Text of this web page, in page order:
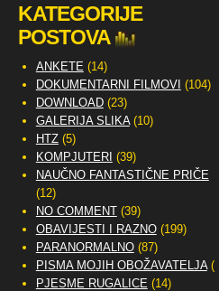
KATEGORIJE
POSTOVA
ANKETE (14)
DOKUMENTARNI FILMOVI (104)
DOWNLOAD(23)
GALERIJA SLIKA(10)
HTZ(5)
KOMPJUTERI (39)
NAUČNO FANTASTIČNE PRIČE
(12)
NO COMMENT(39)
OBAVIJESTI I RAZNO(199)
PARANORMALNO(87)
PISMA MOJIH OBOŽAVATELJA(2)
PJESME RUGALICE (14)